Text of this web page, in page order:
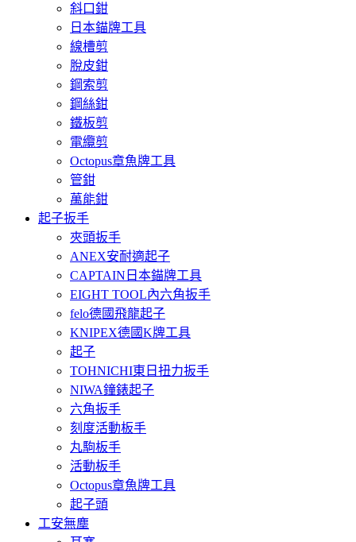
斜口鉗
日本錨牌工具
線槽剪
脫皮鉗
鋼索剪
鋼絲鉗
鐵板剪
電纜剪
Octopus章魚牌工具
管鉗
萬能鉗
起子扳手
夾頭扳手
ANEX安耐適起子
CAPTAIN日本錨牌工具
EIGHT TOOL內六角扳手
felo德國飛龍起子
KNIPEX德國K牌工具
起子
TOHNICHI東日扭力扳手
NIWA鐘錶起子
六角扳手
刻度活動板手
丸駒板手
活動板手
Octopus章魚牌工具
起子頭
工安無塵